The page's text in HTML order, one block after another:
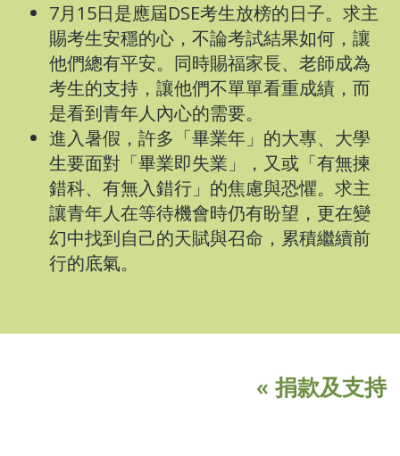
7月15日是應屆DSE考生放榜的日子。求主
賜考生安穩的心，不論考試結果如何，讓
他們總有平安。同時賜福家長、老師成為
考生的支持，讓他們不單單看重成績，而
是看到青年人內心的需要。
進入暑假，許多「畢業年」的大專、大學
生要面對「畢業即失業」，又或「有無揀
錯科、有無入錯行」的焦慮與恐懼。求主
讓青年人在等待機會時仍有盼望，更在變
幻中找到自己的天賦與召命，累積繼續前
行的底氣。
« 捐款及支持